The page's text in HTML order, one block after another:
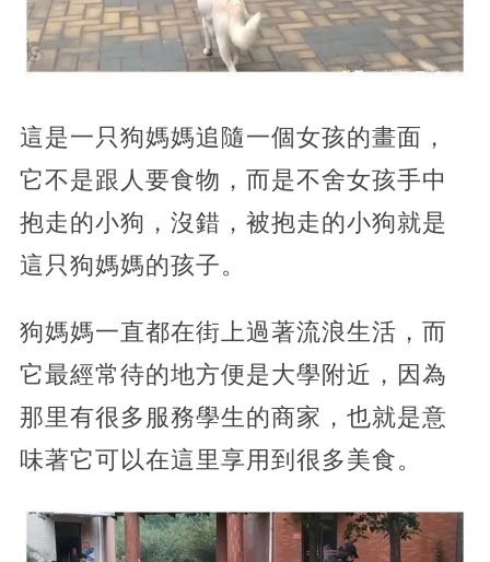
這是一只狗媽媽追隨一個女孩的畫面，
它不是跟人要食物，而是不舍女孩手中
抱走的小狗，沒錯，被抱走的小狗就是
這只狗媽媽的孩子。
狗媽媽一直都在街上過著流浪生活，而
它最經常待的地方便是大學附近，因為
那里有很多服務學生的商家，也就是意
味著它可以在這里享用到很多美食。